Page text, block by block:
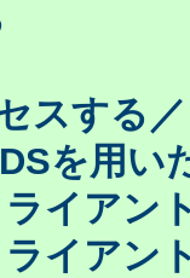
スする
を用い
イアン
イアン